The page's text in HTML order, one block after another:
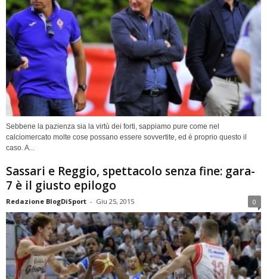
Sebbene la pazienza sia la virtù dei forti, sappiamo pure come nel
calciomercato molte cose possano essere sovvertite, ed è proprio questo il
caso. A...
Sassari e Reggio, spettacolo senza fine: gara-
7 è il giusto epilogo
Redazione BlogDiSport - Giu 25, 2015 0